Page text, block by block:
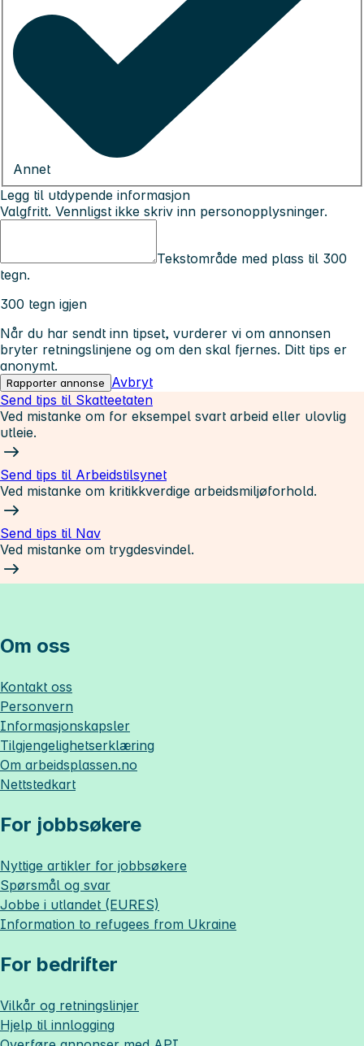
Annet
Legg til utdypende informasjon
Valgfritt. Vennligst ikke skriv inn personopplysninger.
Tekstområde med plass til 300
tegn.
300 tegn igjen
Når du har sendt inn tipset, vurderer vi om annonsen
bryter retningslinjene og om den skal fjernes. Ditt tips er
anonymt.
Rapporter annonse
Avbryt
Send tips til Skatteetaten
Ved mistanke om for eksempel svart arbeid eller ulovlig
utleie.
Send tips til Arbeidstilsynet
Ved mistanke om kritikkverdige arbeidsmiljøforhold.
Send tips til Nav
Ved mistanke om trygdesvindel.
Om oss
Kontakt oss
Personvern
Informasjonskapsler
Tilgjengelighetserklæring
Om arbeidsplassen.no
Nettstedkart
For jobbsøkere
Nyttige artikler for jobbsøkere
Spørsmål og svar
Jobbe i utlandet (EURES)
Information to refugees from Ukraine
For bedrifter
Vilkår og retningslinjer
Hjelp til innlogging